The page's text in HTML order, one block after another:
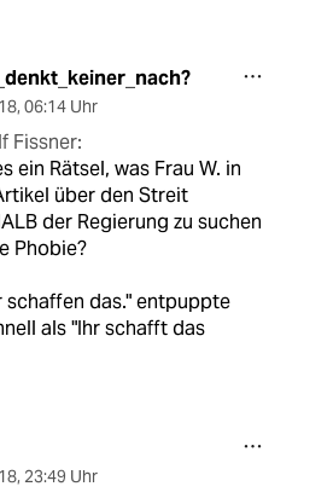
, 06:14 Uhr
Fissner:
ein Rätsel, was Frau W. in
über den Streit
der Regierung zu suchen
Phobie?
schaffen das." entpuppte
als "Ihr schafft das
, 23:49 Uhr